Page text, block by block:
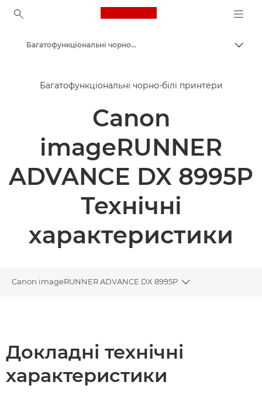
Canon Logo, back to
Рішення та послуги
Продукти для бізнесу
Багатофункціональні принтери — універсальні принтери
Багатофункціональні чорно-білі принтери
Багатофункціональні чорно-білі принтери
Canon
imageRUNNER
ADVANCE DX 8995P
Технічні
характеристики
Canon imageRUNNER ADVANCE DX 8995P
Toggle
Докладні технічні
характеристики